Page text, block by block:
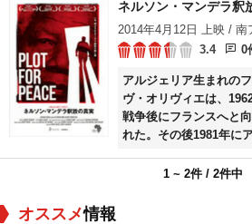
ネルソン・マンデラ釈
2014年4月12日 上映 / 南
3.4
0
アルジェリア生まれの
ヴ・オリヴィエは、
戦争後にフランスへと
れた。その後1981年に
アルジェリアと似た状
1 ~ 2件 / 2件中
オススメ情報